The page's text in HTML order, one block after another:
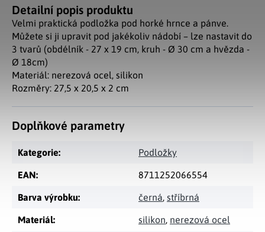
Detailní popis produktu
Velmi praktická podložka pod horké hrnce a pánve.
Můžete si ji upravit pod jakékoliv nádobí – lze nastavit do
3 tvarů (obdélník - 27 x 19 cm, kruh - Ø 30 cm a hvězda -
Ø 18cm)
Materiál: nerezová ocel, silikon
Rozměry: 27,5 x 20,5 x 2 cm
Doplňkové parametry
Kategorie: Podložky
EAN: 8711252066554
Barva výrobku: černá, stříbrná
Materiál: silikon, nerezová ocel